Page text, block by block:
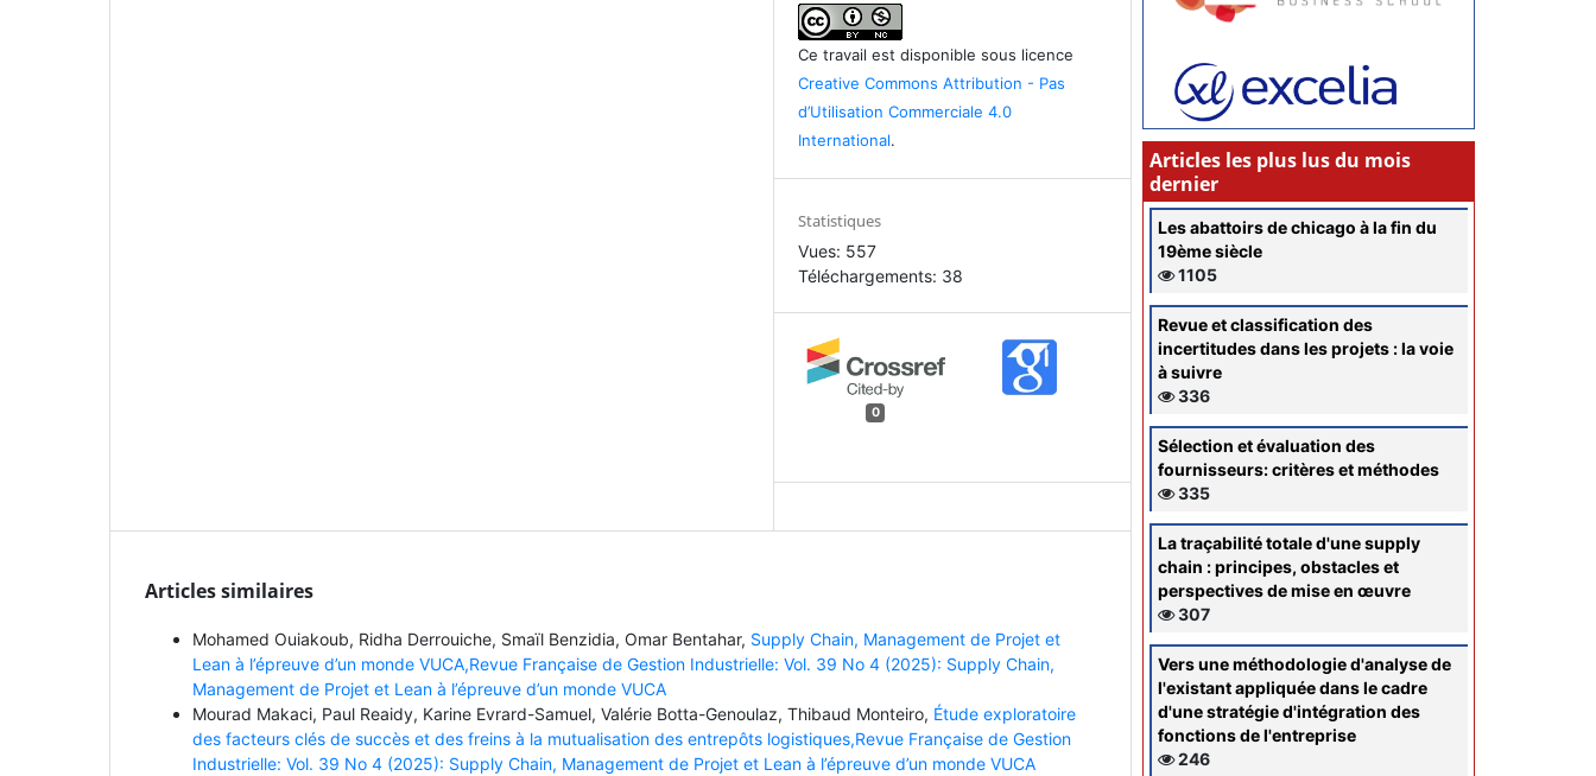
Ce travail est disponible sous licence
Creative Commons Attribution - Pas
d’Utilisation Commerciale 4.0
International.
Statistiques
Vues: 557
Téléchargements: 38
0
Articles similaires
Mohamed Ouiakoub, Ridha Derrouiche, Smaïl Benzidia, Omar Bentahar, Supply Chain, Management de Projet et
Lean à l’épreuve d’un monde VUCA,Revue Française de Gestion Industrielle: Vol. 39 No 4 (2025): Supply Chain,
Management de Projet et Lean à l’épreuve d’un monde VUCA
Mourad Makaci, Paul Reaidy, Karine Evrard-Samuel, Valérie Botta-Genoulaz, Thibaud Monteiro, Étude exploratoire
des facteurs clés de succès et des freins à la mutualisation des entrepôts logistiques,Revue Française de Gestion
Industrielle: Vol. 39 No 4 (2025): Supply Chain, Management de Projet et Lean à l’épreuve d’un monde VUCA
Articles les plus lus du mois
dernier
Les abattoirs de chicago à la fin du
19ème siècle
1105
Revue et classification des
incertitudes dans les projets : la voie
à suivre
336
Sélection et évaluation des
fournisseurs: critères et méthodes
335
La traçabilité totale d'une supply
chain : principes, obstacles et
perspectives de mise en œuvre
307
Vers une méthodologie d'analyse de
l'existant appliquée dans le cadre
d'une stratégie d'intégration des
fonctions de l'entreprise
246